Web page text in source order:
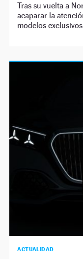
Tras su vuelta a
acaparar la
modelos
ACTUALIDAD